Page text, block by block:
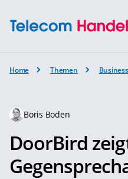
Home Themen
Boris Boden
DoorBird